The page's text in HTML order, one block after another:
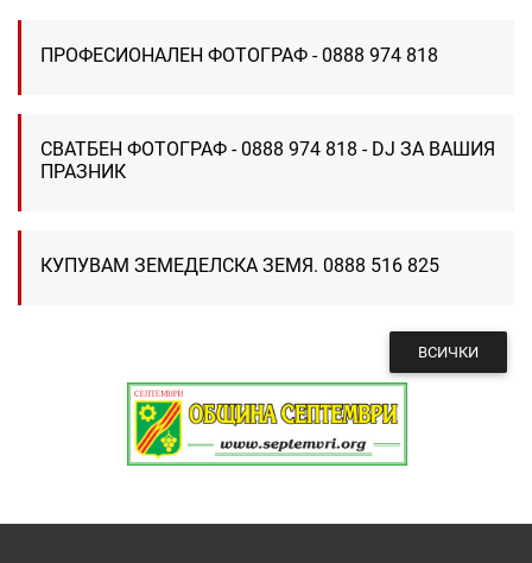
ПРОФЕСИОНАЛЕН ФОТОГРАФ - 0888 974 818
СВАТБЕН ФОТОГРАФ - 0888 974 818 - DJ ЗА ВАШИЯ
ПРАЗНИК
КУПУВАМ ЗЕМЕДЕЛСКА ЗЕМЯ. 0888 516 825
ВСИЧКИ